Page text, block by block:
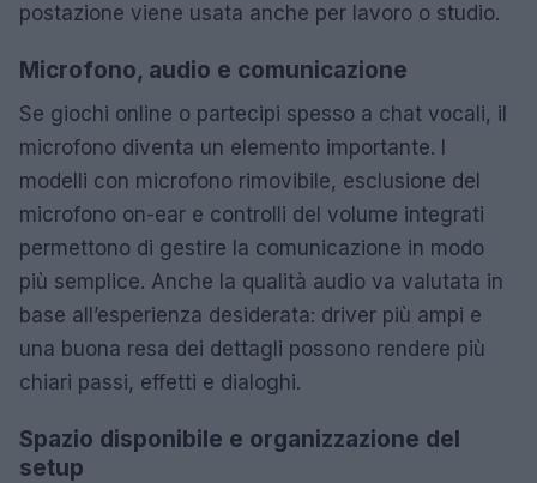
postazione viene usata anche per lavoro o studio.
Microfono, audio e comunicazione
Se giochi online o partecipi spesso a chat vocali, il
microfono diventa un elemento importante. I
modelli con microfono rimovibile, esclusione del
microfono on-ear e controlli del volume integrati
permettono di gestire la comunicazione in modo
più semplice. Anche la qualità audio va valutata in
base all’esperienza desiderata: driver più ampi e
una buona resa dei dettagli possono rendere più
chiari passi, effetti e dialoghi.
Spazio disponibile e organizzazione del
setup